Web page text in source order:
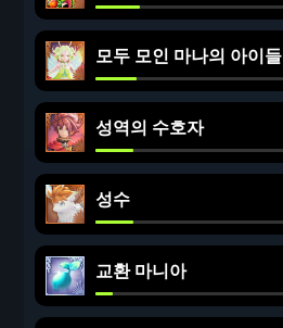
모두 모인 마나의 아이들
성역의 수호자
성수
교환 마니아